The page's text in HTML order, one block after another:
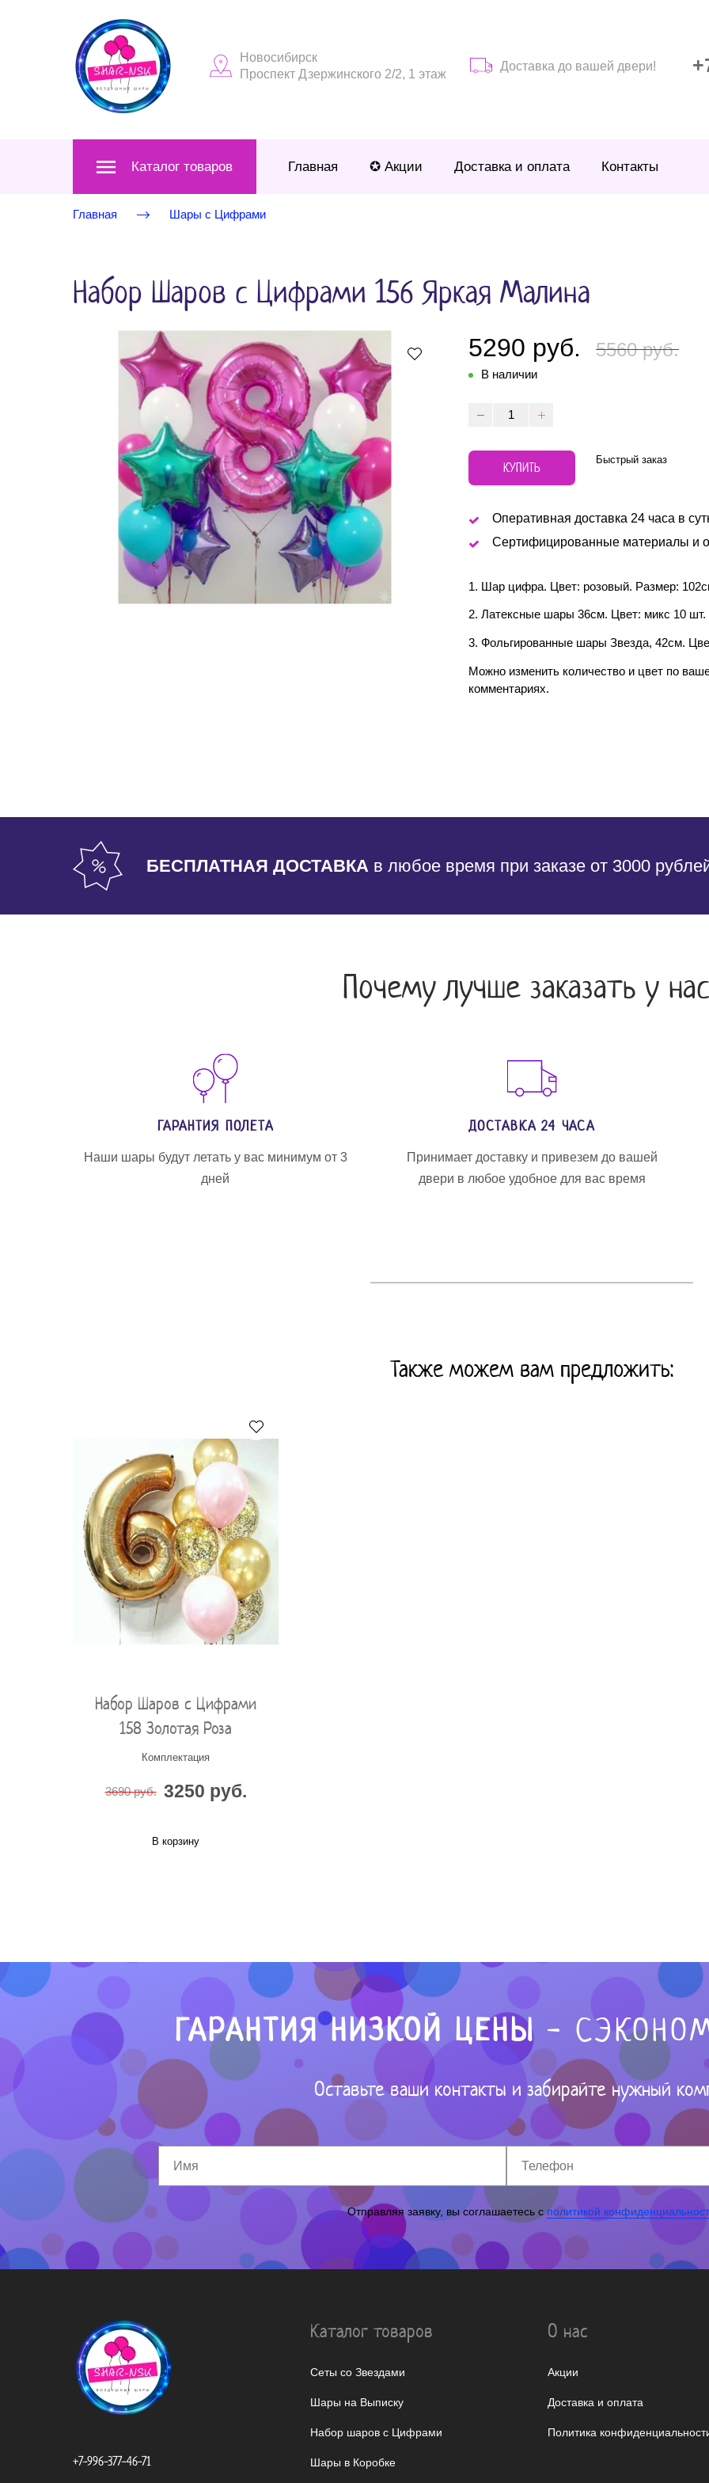
Новосибирск
Проспект Дзержинского 2/2, 1 этаж
Доставка до вашей двери!
Каталог товаров Главная ✪ Акции Доставка и оплата Контакты
Главная Шары с Цифрами
Набор Шаров с Цифрами 156 Яркая Малина
5290 руб. 5560 руб.
В наличии
КУПИТЬ Быстрый заказ
Оперативная доставка 24 часа в
Сертифицированные материалы и
1. Шар цифра. Цвет: розовый. Размер:
2. Латексные шары 36см. Цвет: микс 10 шт.
3. Фольгированные шары Звезда, 42см.
Можно изменить количество и цвет по
комментариях.
БЕСПЛАТНАЯ ДОСТАВКА в любое время при заказе от 3000
Почему лучше заказать у
ГАРАНТИЯ ПОЛЕТА
Наши шары будут летать у вас минимум от 3
дней
ДОСТАВКА 24 ЧАСА
Принимает доставку и привезем до вашей
двери в любое удобное для вас время
Также можем вам предложить:
Набор Шаров с Цифрами
158 Золотая Роза
Комплектация
3690 руб. 3250 руб.
В корзину
ГАРАНТИЯ НИЗКОЙ ЦЕНЫ -
Оставьте ваши контакты и забирайте нужный
Отправляя заявку, вы соглашаетесь сполитикой
+7-996-377-46-71
Каталог товаров
Сеты со Звездами
Шары на Выписку
Набор шаров с Цифрами
Шары в Коробке
О нас
Акции
Доставка и оплата
Политика